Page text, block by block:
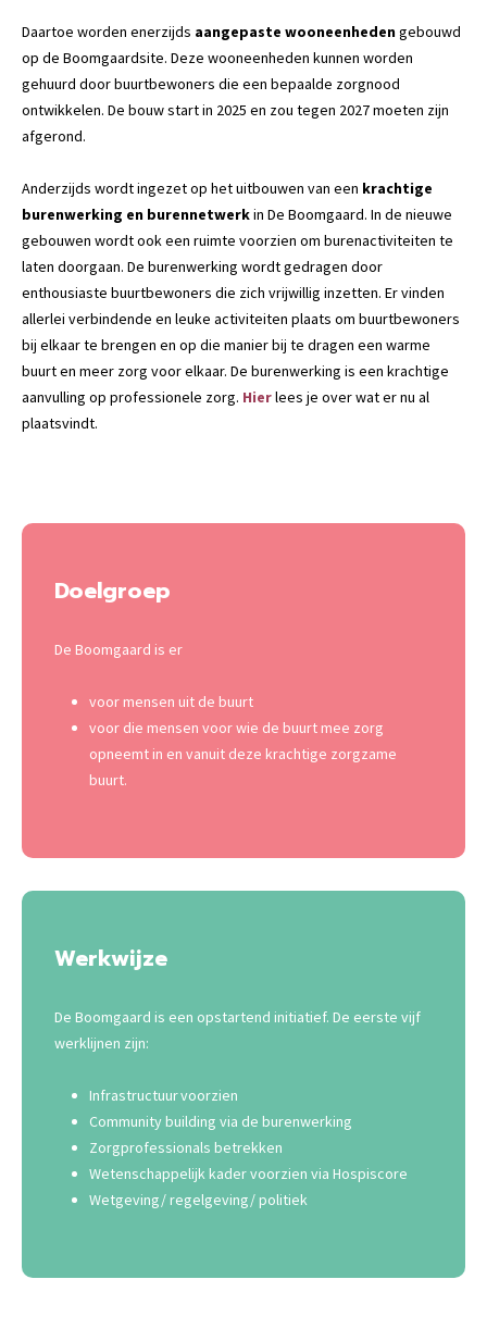
Daartoe worden enerzijds aangepaste wooneenhedengebouwd
op de Boomgaardsite. Deze wooneenheden kunnen worden
gehuurd door buurtbewoners die een bepaalde zorgnood
ontwikkelen. De bouw start in 2025 en zou tegen 2027 moeten zijn
afgerond.
Anderzijds wordt ingezet op het uitbouwen van een krachtige
burenwerking en burennetwerkin De Boomgaard. In de nieuwe
gebouwen wordt ook een ruimte voorzien om burenactiviteiten te
laten doorgaan. De burenwerking wordt gedragen door
enthousiaste buurtbewoners die zich vrijwillig inzetten. Er vinden
allerlei verbindende en leuke activiteiten plaats om buurtbewoners
bij elkaar te brengen en op die manier bij te dragen een warme
buurt en meer zorg voor elkaar. De burenwerking is een krachtige
aanvulling op professionele zorg. Hierlees je over wat er nu al
plaatsvindt.
Doelgroep
De Boomgaard is er
voor mensen uit de buurt
voor die mensen voor wie de buurt mee zorg
opneemt in en vanuit deze krachtige zorgzame
buurt.
Werkwijze
De Boomgaard is een opstartend initiatief. De eerste vijf
werklijnen zijn:
Infrastructuur voorzien
Community building​ via de burenwerking
Zorgprofessionals​ betrekken
Wetenschappelijk kader voorzien via Hospiscore
Wetgeving/ regelgeving/ politiek